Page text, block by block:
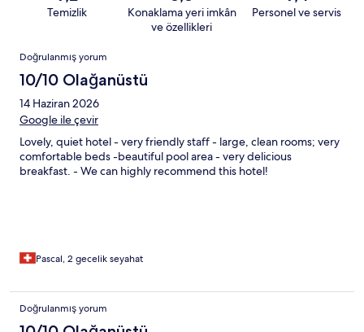
Temizlik
Konaklama yeri imkân
ve özellikleri
Personel ve servis
Yorumlar
Doğrulanmış yorum
10/10 Olağanüstü
14 Haziran 2026
Google ile çevir
Lovely, quiet hotel - very friendly staff - large, clean rooms; very
comfortable beds -beautiful pool area - very delicious
breakfast. - We can highly recommend this hotel!
Pascal, 2 gecelik seyahat
Doğrulanmış yorum